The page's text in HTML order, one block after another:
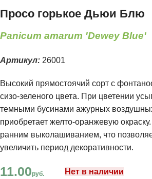
Просо горькое Дьюи Блю
Panicum amarum 'Dewey Blue'
Артикул: 26001
Высокий прямостоячий сорт с
сизо-зеленого цвета. При цветении
темными бусинами ажурных
приобретает желто-оранжевую
ранним выколашиванием, что
увеличить период декоративности.
11.00руб. Нет в наличии